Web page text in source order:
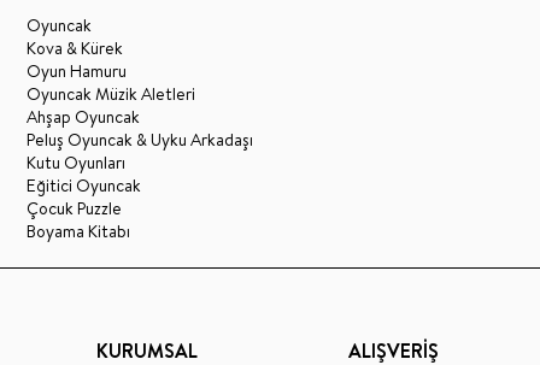
Oyuncak
Kova & Kürek
Oyun Hamuru
Oyuncak Müzik Aletleri
Ahşap Oyuncak
Peluş Oyuncak & Uyku Arkadaşı
Kutu Oyunları
Eğitici Oyuncak
Çocuk Puzzle
Boyama Kitabı
KURUMSAL ALIŞVERİŞ